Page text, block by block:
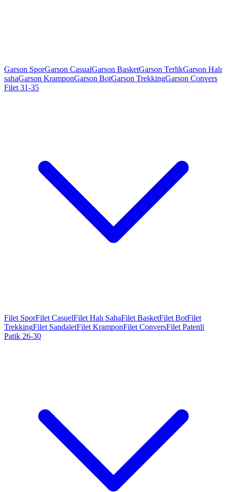
Garson SporGarson CasualGarson BasketGarson TerlikGarson Halı
sahaGarson KramponGarson BotGarson TrekkingGarson Convers
Filet 31-35
Filet SporFilet CasuelFilet Halı SahaFilet BasketFilet BotFilet
TrekkingFilet SandaletFilet KramponFilet ConversFilet Patenli
Patik 26-30